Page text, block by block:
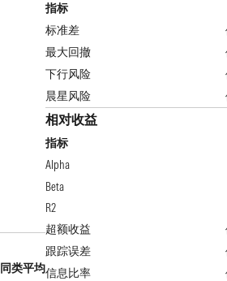
同类平均
指标
标准差
最大回撤
下行风险
晨星风险
相对收益
指标
Alpha
Beta
R2
超额收益
跟踪误差
信息比率